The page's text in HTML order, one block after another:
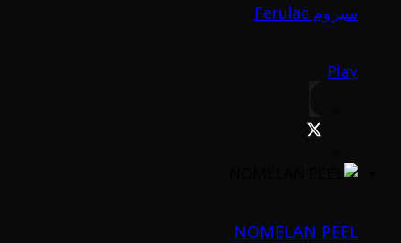
سيروم Ferulac
Play
NOMELAN PEEL